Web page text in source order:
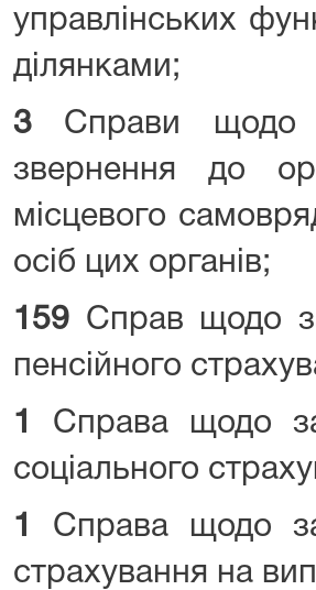
управлінських
ділянками;
3 Справи щодо
звернення до
місцевого
осіб цих органів;
159 Справ щодо
пенсійного
1
Справа щодо
соціального
1
Справа щодо
страхування на